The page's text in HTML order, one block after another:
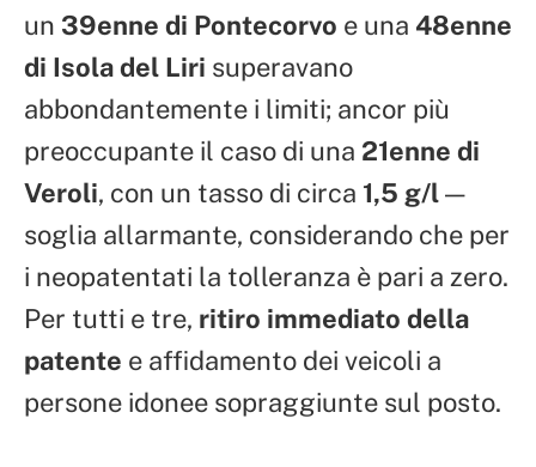
un 39enne di Pontecorvo e una 48enne
di Isola del Liri superavano
abbondantemente i limiti; ancor più
preoccupante il caso di una 21enne di
Veroli, con un tasso di circa 1,5 g/l—
soglia allarmante, considerando che per
i neopatentati la tolleranza è pari a zero.
Per tutti e tre, ritiro immediato della
patente e affidamento dei veicoli a
persone idonee sopraggiunte sul posto.